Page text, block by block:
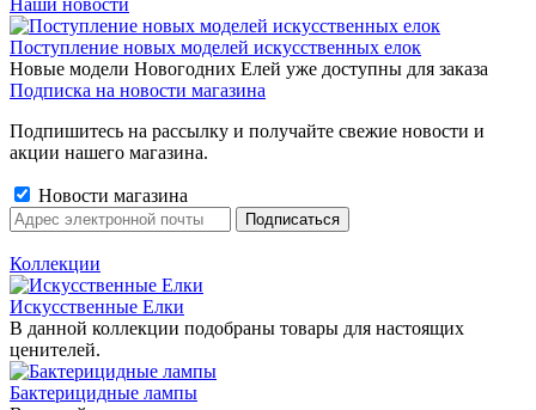
Наши новости
Поступление новых моделей искусственных елок
Новые модели Новогодних Елей уже доступны для заказа
Подписка на новости магазина
Подпишитесь на рассылку и получайте свежие новости и
акции нашего магазина.
Новости магазина
Коллекции
Искусственные Елки
В данной коллекции подобраны товары для настоящих
ценителей.
Бактерицидные лампы